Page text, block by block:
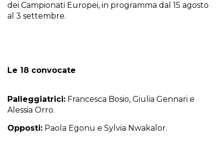
dei Campionati Europei, in programma dal 15 agosto
al 3 settembre.
Le 18 convocate
Palleggiatrici: Francesca Bosio, Giulia Gennari e
Alessia Orro.
Opposti: Paola Egonu e Sylvia Nwakalor.